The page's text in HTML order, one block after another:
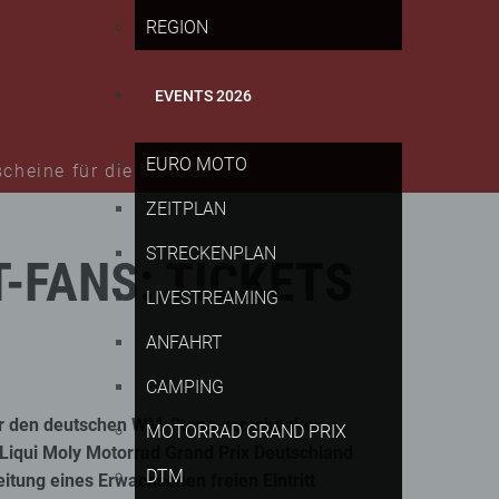
REGION
EVENTS 2026
EURO MOTO
ZEITPLAN
STRECKENPLAN
LIVESTREAMING
ANFAHRT
CAMPING
MOTORRAD GRAND PRIX
DTM
für die MotoGP
FANS: TICKETS
deutschen WM-Stopp verschenken
Moly Motorrad Grand Prix Deutschland
eines Erwachsenen freien Eintritt